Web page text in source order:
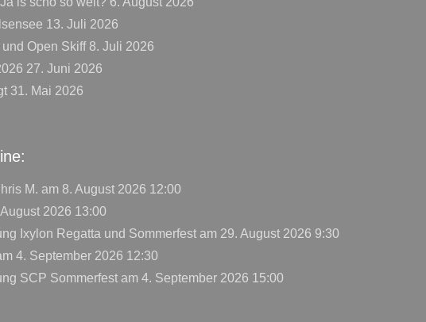
13. Juli 2026
Open Skiff 8. Juli 2026
27. Juni 2026
31. Mai 2026
M. am 8. August 2026 12:00
2026 13:00
Ixylon Regatta und Sommerfest am 29. August 2026 9:30
4. September 2026 12:30
SCP Sommerfest am 4. September 2026 15:00